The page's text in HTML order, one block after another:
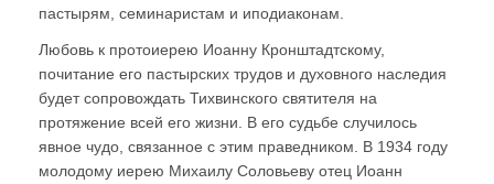
пастырям, семинаристам и иподиаконам.
Любовь к протоиерею Иоанну Кронштадтскому,
почитание его пастырских трудов и духовного наследия
будет сопровождать Тихвинского святителя на
протяжение всей его жизни. В его судьбе случилось
явное чудо, связанное с этим праведником. В 1934 году
молодому иерею Михаилу Соловьеву отец Иоанн